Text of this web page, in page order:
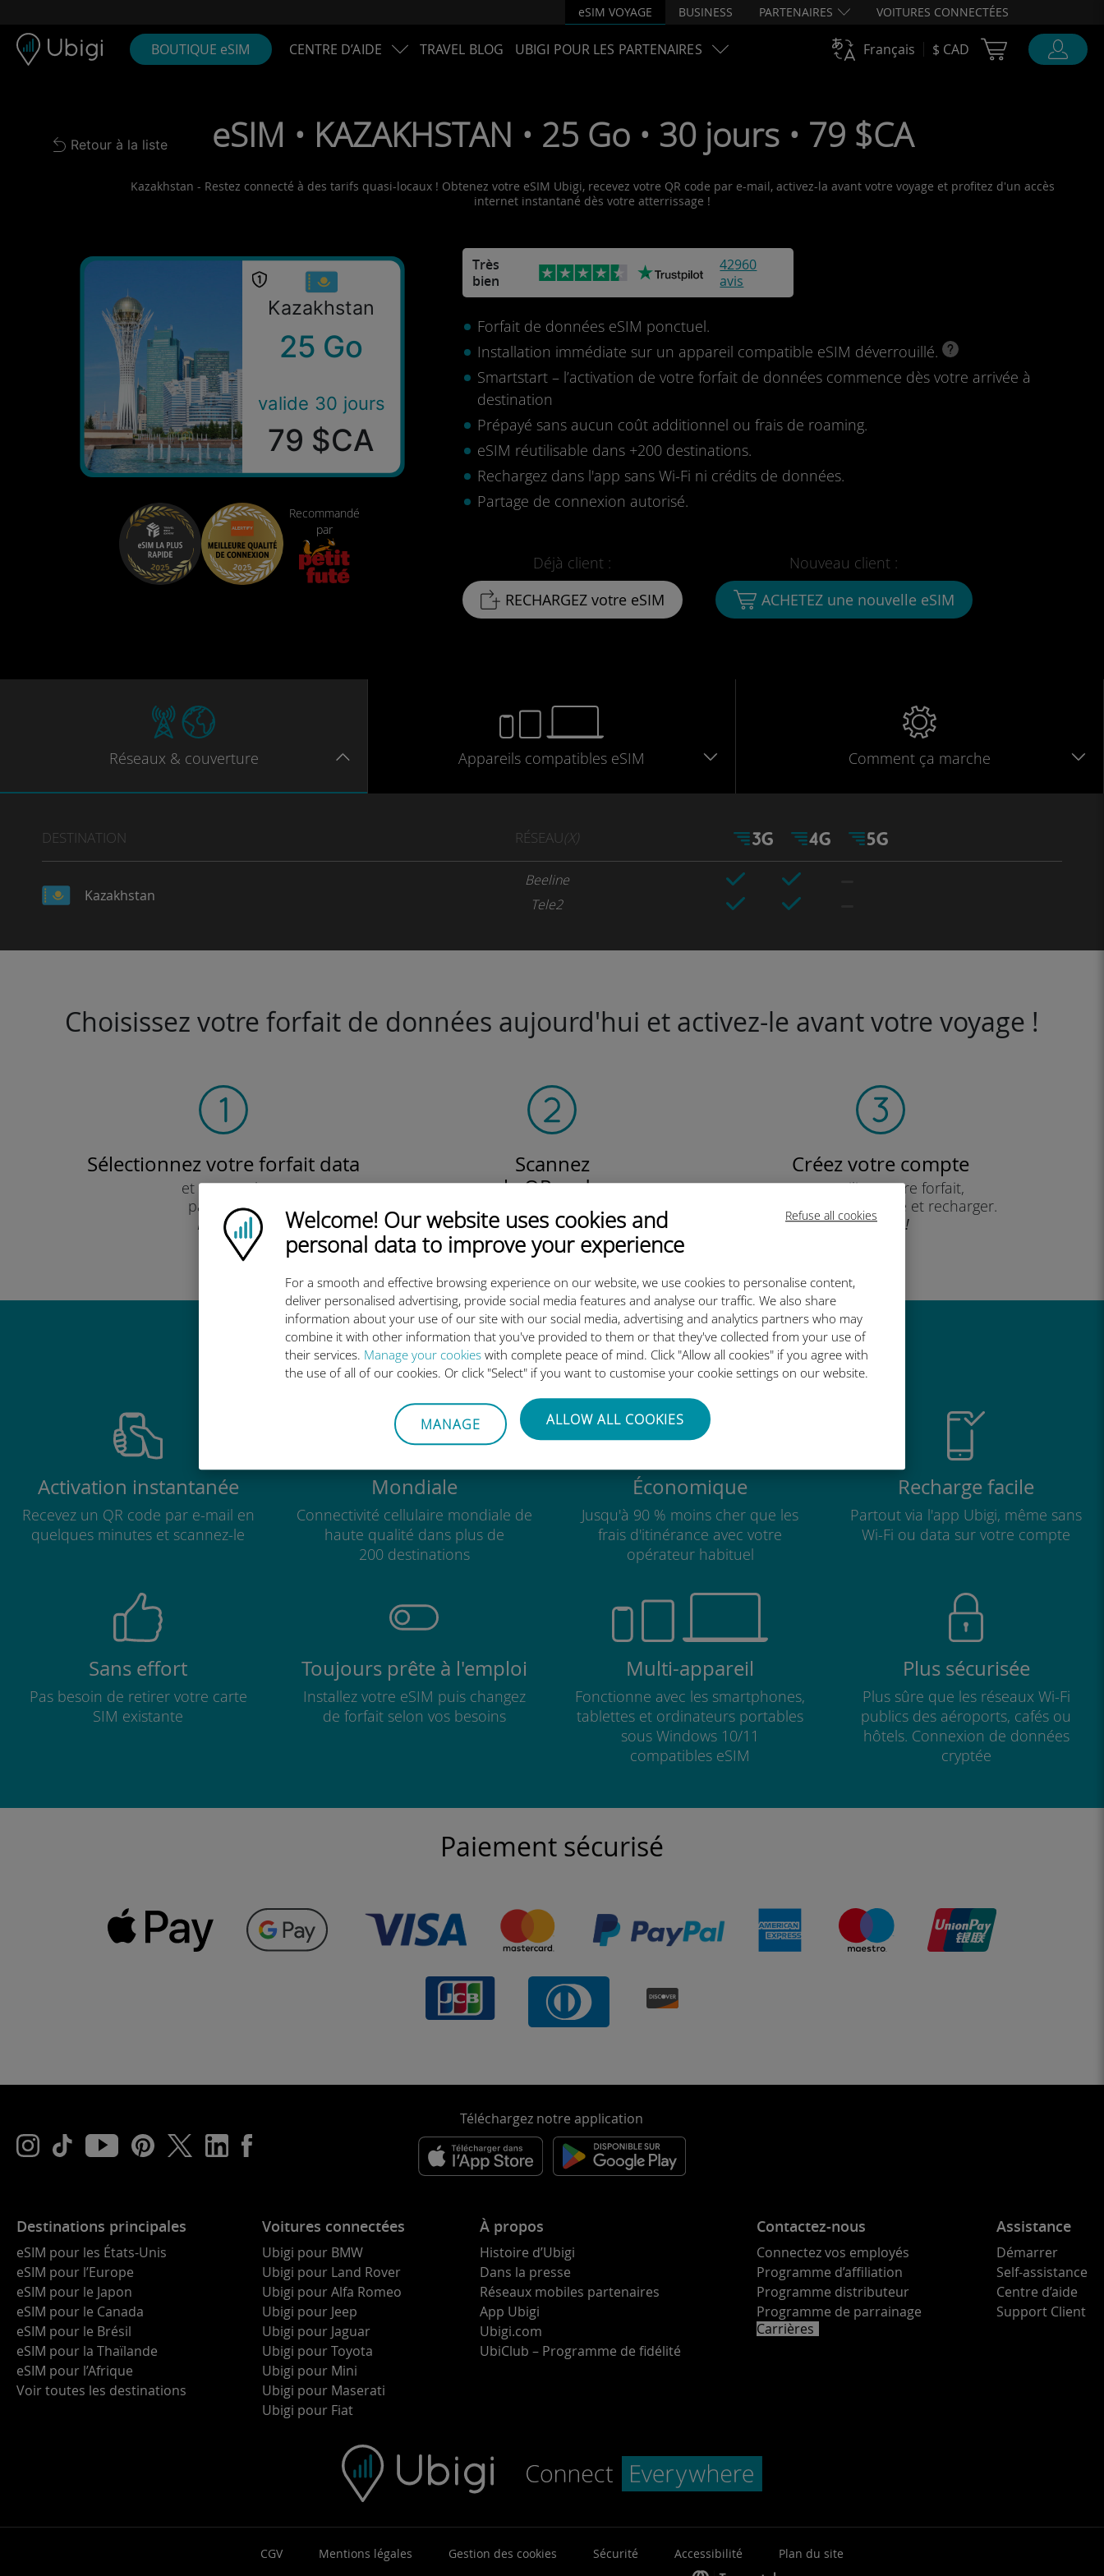
Refuse all cookies
Ubigi logo
Welcome! Our website uses cookies and
personal data to improve your experience
For a smooth and effective browsing experience on our website, we use cookies to personalise content,
deliver personalised advertising, provide social media features and analyse our traffic. We also share
information about your use of our site with our social media, advertising and analytics partners who may
combine it with other information that you've provided to them or that they've collected from your use of
their services. Manage your cookies with complete peace of mind. Click "Allow all cookies" if you agree with
the use of all of our cookies. Or click "Select" if you want to customise your cookie settings on our website.
MANAGE ALLOW ALL COOKIES
eSIM VOYAGE BUSINESS PARTENAIRES VOITURES CONNECTÉES
BOUTIQUE eSIM CENTRE D’AIDE TRAVEL BLOG UBIGI POUR LES PARTENAIRES Français $ CAD Cart Ubigi
Back to list
Retour à la liste eSIM • KAZAKHSTAN • 25 Go • 30 jours • 79 $CA
Kazakhstan - Restez connecté à des tarifs quasi-locaux ! Obtenez votre eSIM Ubigi, recevez votre QR code par e-mail, activez-la avant votre voyage et profitez d'un accès
internet instantané dès votre atterrissage !
Kazakhstan
25 Go
valide 30 jours
79 $CA
Recommandé
par
Très
bien
42960
avis
Forfait de données eSIM ponctuel.
Installation immédiate sur un appareil compatible eSIM déverrouillé.
Smartstart – l’activation de votre forfait de données commence dès votre arrivée à
destination
Prépayé sans aucun coût additionnel ou frais de roaming.
eSIM réutilisable dans +200 destinations.
Rechargez dans l'app sans Wi-Fi ni crédits de données.
Partage de connexion autorisé.
Déjà client :
RECHARGEZ votre eSIM
Nouveau client :
ACHETEZ une nouvelle eSIM
Réseaux & couverture Appareils compatibles eSIM Comment ça marche
DESTINATION RÉSEAU(X)
Kazakhstan
Beeline
Tele2
Choisissez votre forfait de données aujourd'hui et activez-le avant votre voyage !
Sélectionnez votre forfait data
et recevez-le
par e-mail.
Rapide !
Scannez
le QR code
pour activer votre forfait
et installer l'eSIM Ubigi.
Efficace !
Créez votre compte
pour utiliser votre forfait,
consulter votre solde et recharger.
Profitez !
Pourquoi l'eSIM internationale Ubigi est si bien
Activation instantanée
Recevez un QR code par e-mail en
quelques minutes et scannez-le
Mondiale
Connectivité cellulaire mondiale de
haute qualité dans plus de
200 destinations
Économique
Jusqu'à 90 % moins cher que les
frais d'itinérance avec votre
opérateur habituel
Recharge facile
Partout via l'app Ubigi, même sans
Wi-Fi ou data sur votre compte
Sans effort
Pas besoin de retirer votre carte
SIM existante
Toujours prête à l'emploi
Installez votre eSIM puis changez
de forfait selon vos besoins
Multi-appareil
Fonctionne avec les smartphones,
tablettes et ordinateurs portables
sous Windows 10/11
compatibles eSIM
Plus sécurisée
Plus sûre que les réseaux Wi-Fi
publics des aéroports, cafés ou
hôtels. Connexion de données
cryptée
Paiement sécurisé
Téléchargez notre application
Destinations principales
eSIM pour les États-Unis
eSIM pour l’Europe
eSIM pour le Japon
eSIM pour le Canada
eSIM pour le Brésil
eSIM pour la Thaïlande
eSIM pour l’Afrique
Voir toutes les destinations
Voitures connectées
Ubigi pour BMW
Ubigi pour Land Rover
Ubigi pour Alfa Romeo
Ubigi pour Jeep
Ubigi pour Jaguar
Ubigi pour Toyota
Ubigi pour Mini
Ubigi pour Maserati
Ubigi pour Fiat
À propos
Histoire d’Ubigi
Dans la presse
Réseaux mobiles partenaires
App Ubigi
Ubigi.com
UbiClub – Programme de fidélité
Contactez-nous
Connectez vos employés
Programme d’affiliation
Programme distributeur
Programme de parrainage
Carrières
Assistance
Démarrer
Self-assistance
Centre d’aide
Support Client
CGV Mentions légales Gestion des cookies Sécurité Accessibilité
Plan du site